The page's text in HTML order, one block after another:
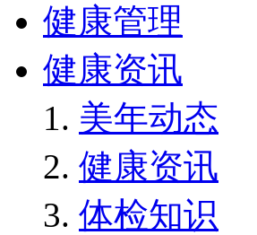
健康管理
健康资讯
美年动态
健康资讯
体检知识